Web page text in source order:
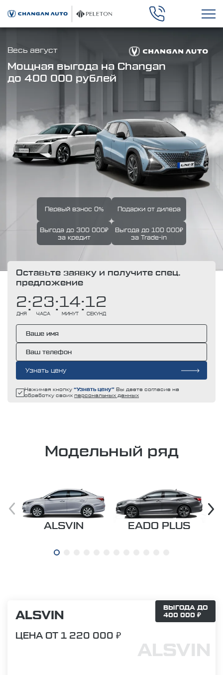
Весь август
Мощная выгода на Changan
до 400 000 рублей
Первый взнос 0% Подарки от дилера
Выгода до 300 000₽
за кредит
Выгода до 100 000₽
за Trade-in
Оставьте заявку и получите спец.
предложение
2
ДНЯ
:23
ЧАСА
:14
МИНУТ
:11
СЕКУНД
Узнать цену
Нажимая кнопку “Узнать цену” Вы даете согласие на
обработку своих персональных данных
Модельный ряд
ALSVIN EADO PLUS
ALSVIN
ЦЕНА ОТ 1 220 000 ₽
ALSVIN
ВЫГОДА ДО
400 000 ₽